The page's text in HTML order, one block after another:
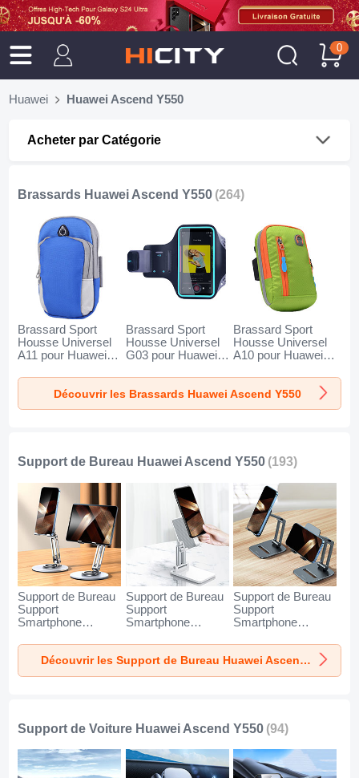
0
Huawei Huawei Ascend Y550
Acheter par Catégorie
Brassards Huawei Ascend Y550 (264)
Brassard Sport
Housse Universel
A11 pour Huawei
Brassard Sport
Housse Universel
G03 pour Huawei
Brassard Sport
Housse Universel
A10 pour Huawei
Découvrir les Brassards Huawei Ascend Y550
Support de Bureau Huawei Ascend Y550 (193)
Support de Bureau
Support
Smartphone
Huawei Ascend
Y550 Argent
Support de Bureau
Support
Smartphone
Huawei Ascend
Y550 Blanc
Support de Bureau
Support
Smartphone
Huawei Ascend
Y550 Noir
Découvrir les Support de Bureau Huawei Ascend Y550
Support de Voiture Huawei Ascend Y550 (94)